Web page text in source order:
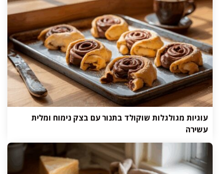
עוגיות מגולגלות שוקולד בתנור עם בצק נימוח ומלית
עשירה